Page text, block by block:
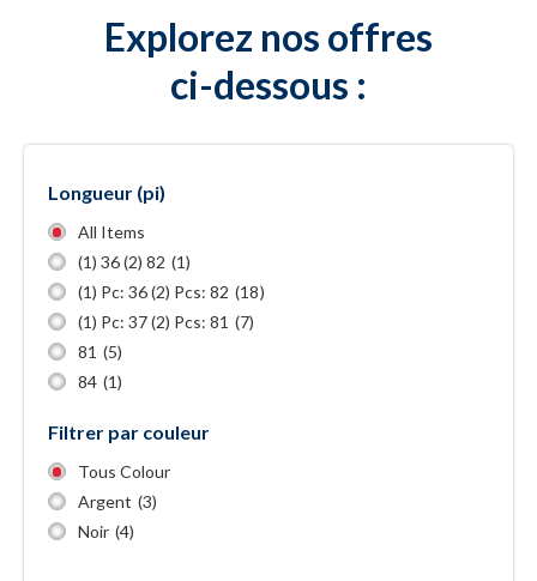
Explorez nos offres
ci-dessous :
Longueur (pi)
All Items
(1) 36 (2) 82 (1)
(1) Pc: 36 (2) Pcs: 82 (18)
(1) Pc: 37 (2) Pcs: 81 (7)
81 (5)
84 (1)
Filtrer par couleur
Tous Colour
Argent (3)
Noir (4)